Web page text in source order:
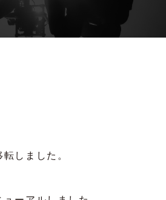
しました。